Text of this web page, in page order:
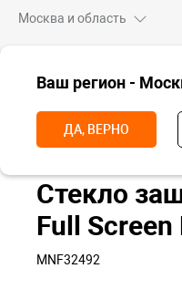
Москва и область
Ваш регион -
ДА, ВЕРНО
Главная Аксессуары
Стекло
Full Screen
MNF32492